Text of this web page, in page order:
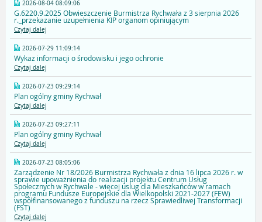
2026-08-04 08:09:06
G.6220.9.2025 Obwieszczenie Burmistrza Rychwała z 3 sierpnia 2026
r._przekazanie uzupełnienia KIP organom opiniującym
Czytaj dalej
2026-07-29 11:09:14
Wykaz informacji o środowisku i jego ochronie
Czytaj dalej
2026-07-23 09:29:14
Plan ogólny gminy Rychwał
Czytaj dalej
2026-07-23 09:27:11
Plan ogólny gminy Rychwał
Czytaj dalej
2026-07-23 08:05:06
Zarządzenie Nr 18/2026 Burmistrza Rychwała z dnia 16 lipca 2026 r. w
sprawie upoważnienia do realizacji projektu Centrum Usług
Społecznych w Rychwale - więcej uslug dla Mieszkańców w ramach
programu Fundusze Europejskie dla Wielkopolski 2021-2027 (FEW)
współfinansowanego z funduszu na rzecz Sprawiedliwej Transformacji
(FST)
Czytaj dalej